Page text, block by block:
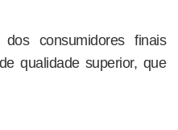
consumidores finais
qualidade superior, que